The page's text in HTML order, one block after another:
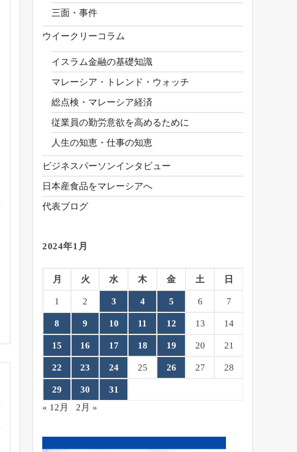
三面・事件
ウイークリーコラム
イスラム金融の基礎知識
マレーシア・トレンド・ウォッチ
総点検・マレーシア経済
従業員の勤労意欲を高めるために
人生の知恵・仕事の知恵
ビジネスパーソンインタビュー
日本産食品をマレーシアへ
代表ブログ
2024年1月
月 火 水 木 金 土 日
1 2 3 4 5 6 7
8 9 10 11 12 13 14
15 16 17 18 19 20 21
22 23 24 25 26 27 28
29 30
31
« 12月
2月 »